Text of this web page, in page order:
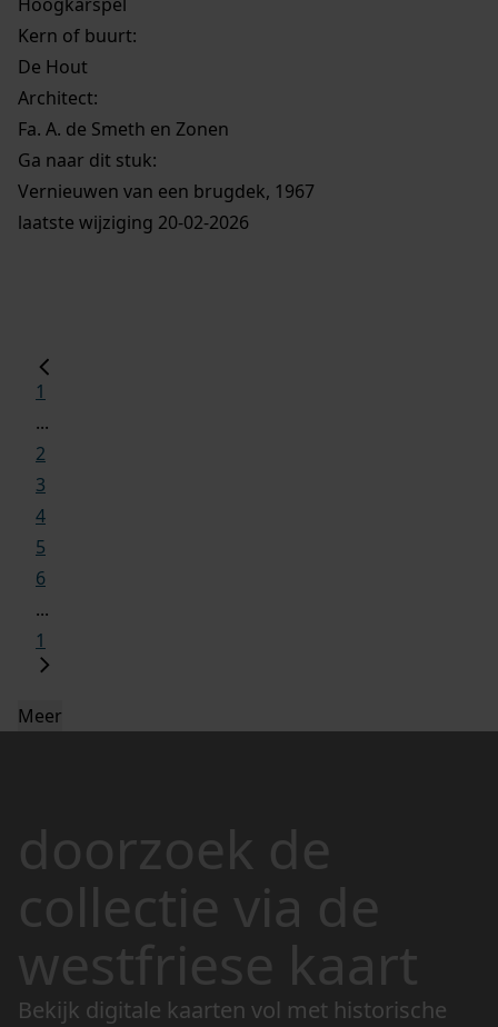
Kern of buurt:
De Hout
Architect:
Fa. A. de Smeth en Zonen
Ga naar dit stuk:
Vernieuwen van een brugdek, 1967
laatste wijziging 20-02-2026
1
...
2
3
4
5
6
...
1
Meer
doorzoek de
collectie via de
westfriese kaart
Bekijk digitale kaarten vol met historische